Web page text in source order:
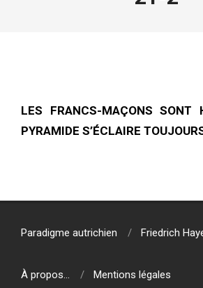
LES FRANCS-MAÇONS SONT
PYRAMIDE S’ÉCLAIRE
03-
Paradigme autrichien
Friedrich
À propos… Mentions légales